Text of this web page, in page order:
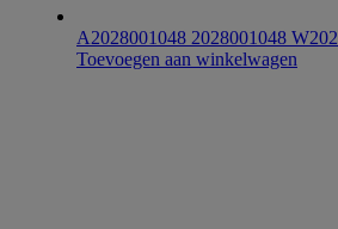
A2028001048 2028001048
Toevoegen aan winkelwagen